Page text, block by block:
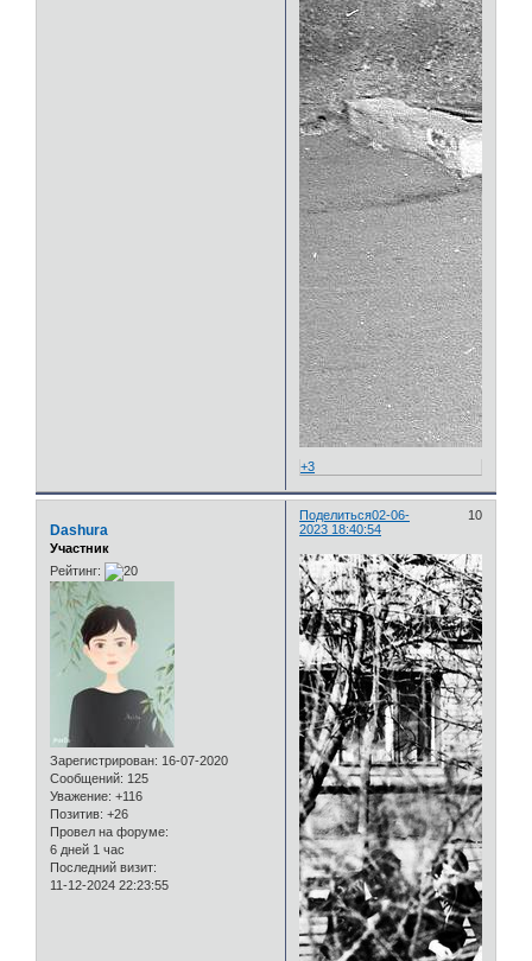
+3
Поделиться 10
02-06-
2023 18:40:54
Dashura
Участник
Рейтинг:
Зарегистрирован: 16-07-2020
Сообщений: 125
Уважение: +116
Позитив: +26
Провел на форуме:
6 дней 1 час
Последний визит:
11-12-2024 22:23:55